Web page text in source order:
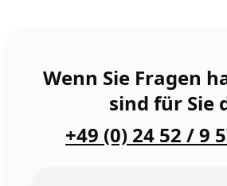
Wenn Sie Fragen
sind für Sie
+49 (0) 24 52 / 9